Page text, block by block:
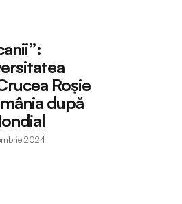
Roșie
după
2024